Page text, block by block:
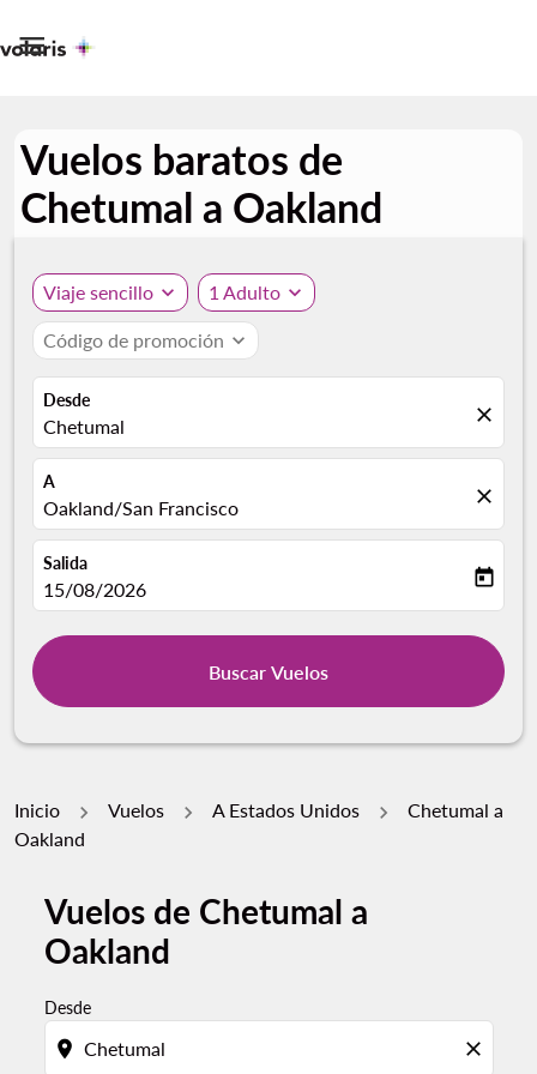

Vuelos baratos de
Chetumal a Oakland
Viaje sencillo expand_more 1 Adulto expand_more
Código de promoción expand_more
Desde
Chetumal close
A
Oakland/San Francisco close
Salida
fc-booking-departure-date-aria-label
15/08/2026 today
Buscar Vuelos
Inicio Vuelos A Estados Unidos
Chetumal a
Oakland
Vuelos de Chetumal a
Oakland
Desde
location_on close
Por favor, intente actualizar su ruta (origen y / o